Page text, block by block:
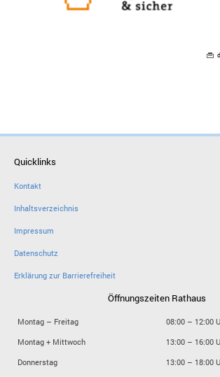
Quicklinks
Kontakt
Inhaltsverzeichnis
Impressum
Datenschutz
Erklärung zur Barrierefreiheit
Öffnungszeiten Rathaus
Montag – Freitag
08:00 – 12:00
Montag + Mittwoch
13:00 – 16:00
Donnerstag
13:00 – 18:00